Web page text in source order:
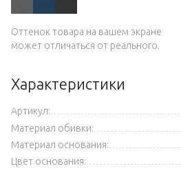
Оттенок товара на вашем экране
может отличаться от реального.
Характеристики
Артикул:
Материал обивки:
Материал основания:
Цвет основания: